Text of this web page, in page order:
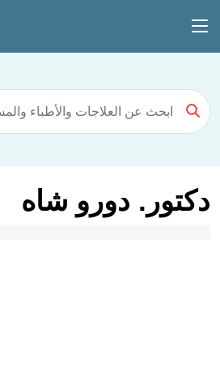
دكتور. دورو شاه